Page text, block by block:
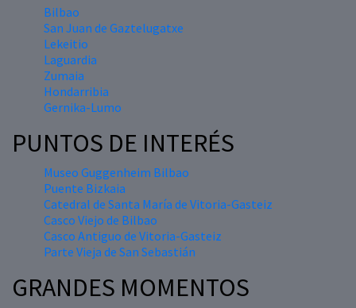
Bilbao
San Juan de Gaztelugatxe
Lekeitio
Laguardia
Zumaia
Hondarribia
Gernika-Lumo
PUNTOS DE INTERÉS
Museo Guggenheim Bilbao
Puente Bizkaia
Catedral de Santa María de Vitoria-Gasteiz
Casco Viejo de Bilbao
Casco Antiguo de Vitoria-Gasteiz
Parte Vieja de San Sebastián
GRANDES MOMENTOS